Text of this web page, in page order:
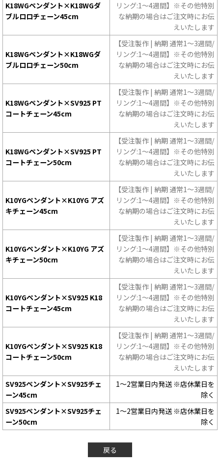
K18WGペンダント×K18WGダ
ブルロロチェーン45cm
リング:1〜4週間】※その他特別
な納期の場合はご注文時にお伝
えいたします
K18WGペンダント×K18WGダ
ブルロロチェーン50cm
【受注製作 | 納期 通常1〜3週間/
リング:1〜4週間】※その他特別
な納期の場合はご注文時にお伝
えいたします
K18WGペンダント×SV925 PT
コートチェーン45cm
【受注製作 | 納期 通常1〜3週間/
リング:1〜4週間】※その他特別
な納期の場合はご注文時にお伝
えいたします
K18WGペンダント×SV925 PT
コートチェーン50cm
【受注製作 | 納期 通常1〜3週間/
リング:1〜4週間】※その他特別
な納期の場合はご注文時にお伝
えいたします
K10YGペンダント×K10YG アズ
キチェーン45cm
【受注製作 | 納期 通常1〜3週間/
リング:1〜4週間】※その他特別
な納期の場合はご注文時にお伝
えいたします
K10YGペンダント×K10YG アズ
キチェーン50cm
【受注製作 | 納期 通常1〜3週間/
リング:1〜4週間】※その他特別
な納期の場合はご注文時にお伝
えいたします
K10YGペンダント×SV925 K18
コートチェーン45cm
【受注製作 | 納期 通常1〜3週間/
リング:1〜4週間】※その他特別
な納期の場合はご注文時にお伝
えいたします
K10YGペンダント×SV925 K18
コートチェーン50cm
【受注製作 | 納期 通常1〜3週間/
リング:1〜4週間】※その他特別
な納期の場合はご注文時にお伝
えいたします
SV925ペンダント×SV925チェ
ーン45cm
1〜2営業日内発送 ※店休業日を
除く
SV925ペンダント×SV925チェ
ーン50cm
1〜2営業日内発送 ※店休業日を
除く
戻る